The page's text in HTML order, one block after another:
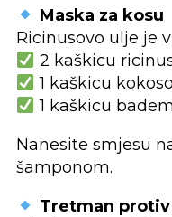
Maska za kosu
Ricinusovo ulje je
2 kaškicu
1 kaškicu
1 kaškicu
Nanesite smjesu
šamponom.
Tretman